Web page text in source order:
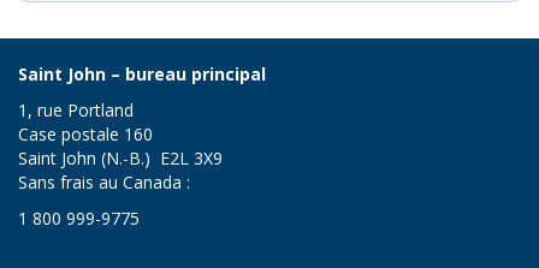
Saint John – bureau principal
1, rue Portland
Case postale 160
Saint John (N.-B.) E2L 3X9
Sans frais au Canada :
1 800 999-9775